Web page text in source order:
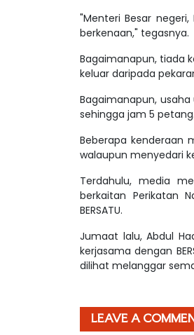
"Menteri Besar
berkenaan," tegasnya.
Bagaimanapun, tiada
keluar daripada
Bagaimanapun,
sehingga jam 5 petang.
Beberapa kenderaan
walaupun menyedari
Terdahulu, media
berkaitan Perikatan
BERSATU.
Jumaat lalu, Abdul
kerjasama dengan
dilihat melanggar
LEAVE A